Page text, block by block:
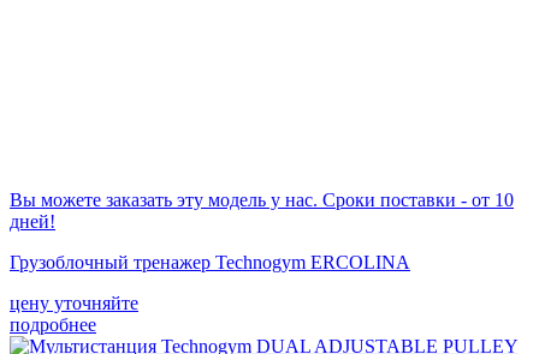
Вы можете заказать эту модель у нас. Сроки поставки - от 10
дней!
Грузоблочный тренажер Technogym ERCOLINA
цену уточняйте
подробнее